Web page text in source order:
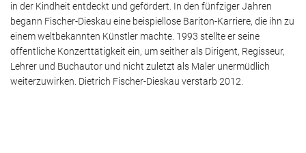
in der Kindheit entdeckt und gefördert. In den fünfziger Jahren
begann Fischer-Dieskau eine beispiellose Bariton-Karriere, die ihn zu
einem weltbekannten Künstler machte. 1993 stellte er seine
öffentliche Konzerttätigkeit ein, um seither als Dirigent, Regisseur,
Lehrer und Buchautor und nicht zuletzt als Maler unermüdlich
weiterzuwirken. Dietrich Fischer-Dieskau verstarb 2012.